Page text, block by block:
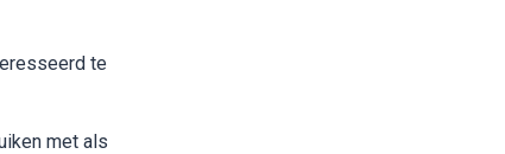
te
met als